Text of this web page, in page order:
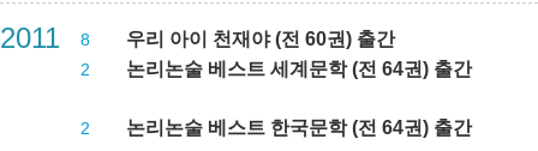
2011 8 우리 아이 천재야 (전 60권) 출간
2 논리논술 베스트 세계문학 (전 64권) 출간
2 논리논술 베스트 한국문학 (전 64권) 출간